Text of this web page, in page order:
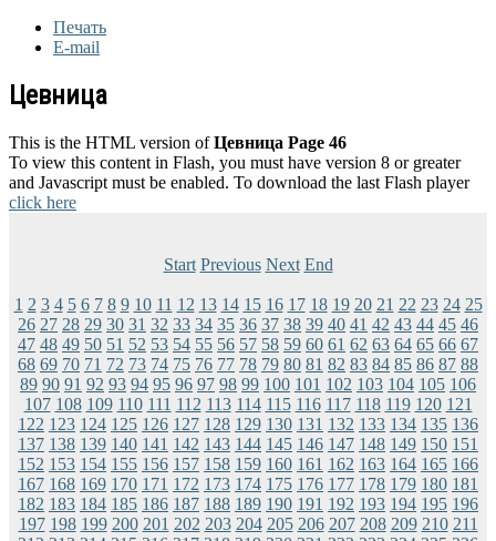
Печать
E-mail
Цевница
This is the HTML version ofЦевница Page 46
To view this content in Flash, you must have version 8 or greater
and Javascript must be enabled. To download the last Flash player
click here
Start Previous Next End
1 2 3 4 5 6 7 8 9 10 11 12 13 14 15 16 17 18 19 20 21 22 23 24 25
26 27 28 29 30 31 32 33 34 35 36 37 38 39 40 41 42 43 44 45 46
47 48 49 50 51 52 53 54 55 56 57 58 59 60 61 62 63 64 65 66 67
68 69 70 71 72 73 74 75 76 77 78 79 80 81 82 83 84 85 86 87 88
89 90 91 92 93 94 95 96 97 98 99 100 101 102 103 104 105 106
107 108 109 110 111 112 113 114 115 116 117 118 119 120 121
122 123 124 125 126 127 128 129 130 131 132 133 134 135 136
137 138 139 140 141 142 143 144 145 146 147 148 149 150 151
152 153 154 155 156 157 158 159 160 161 162 163 164 165 166
167 168 169 170 171 172 173 174 175 176 177 178 179 180 181
182 183 184 185 186 187 188 189 190 191 192 193 194 195 196
197 198 199 200 201 202 203 204 205 206 207 208 209 210 211